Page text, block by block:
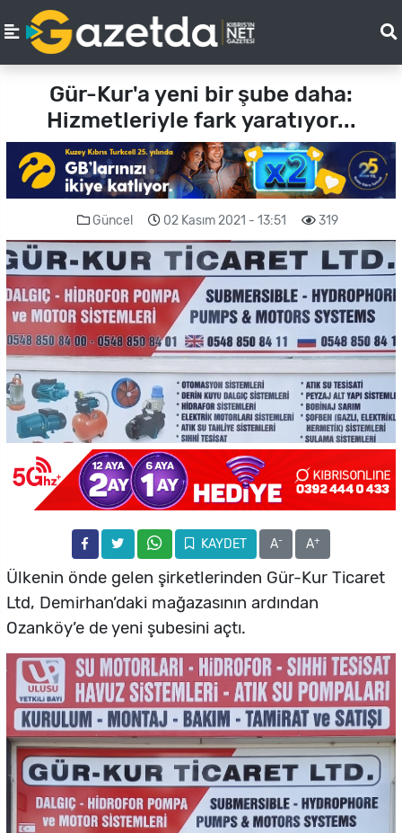
Gür-Kur'a yeni bir şube daha:
Hizmetleriyle fark yaratıyor...
Güncel 02 Kasım 2021 - 13:51 319
KAYDET A- A+
Ülkenin önde gelen şirketlerinden Gür-Kur Ticaret
Ltd, Demirhan’daki mağazasının ardından
Ozanköy’e de yeni şubesini açtı.